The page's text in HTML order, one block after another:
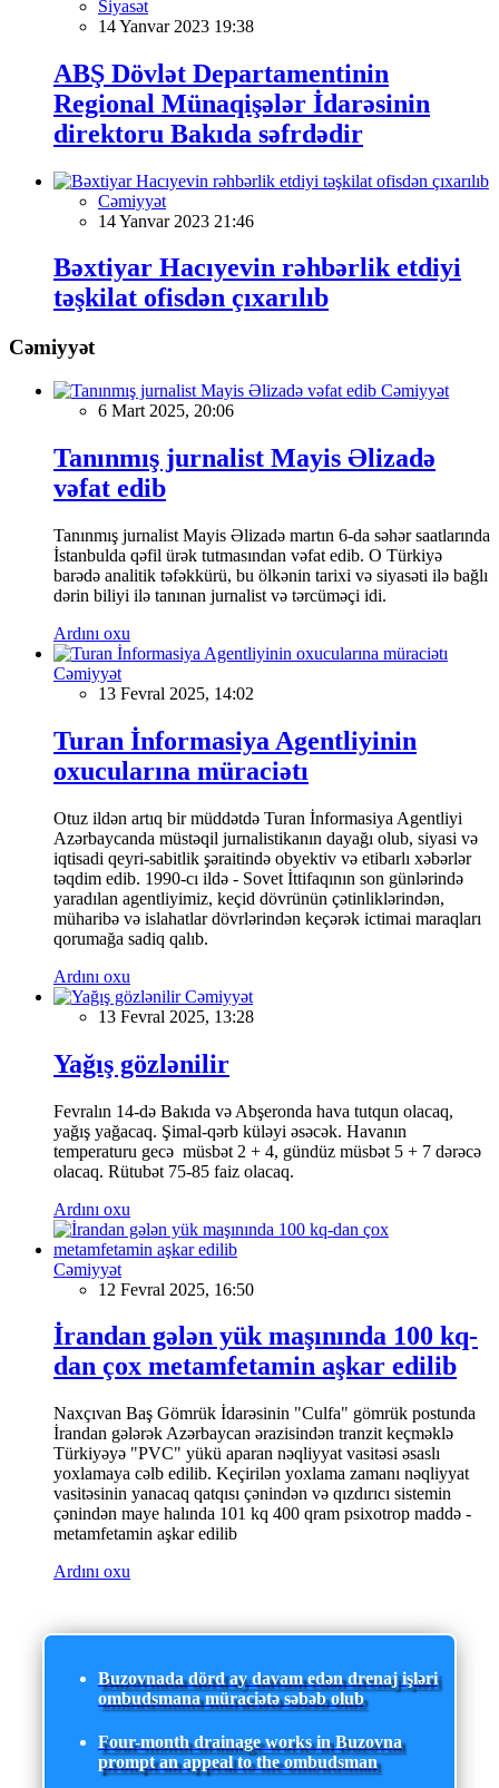
Siyasət
14 Yanvar 2023 19:38
ABŞ Dövlət Departamentinin
Regional Münaqişələr İdarəsinin
direktoru Bakıda səfrdədir
Cəmiyyət
14 Yanvar 2023 21:46
Bəxtiyar Hacıyevin rəhbərlik etdiyi
təşkilat ofisdən çıxarılıb
Cəmiyyət
Cəmiyyət
6 Mart 2025, 20:06
Tanınmış jurnalist Mayis Əlizadə
vəfat edib
Tanınmış jurnalist Mayis Əlizadə martın 6-da səhər saatlarında
İstanbulda qəfil ürək tutmasından vəfat edib. O Türkiyə
barədə analitik təfəkkürü, bu ölkənin tarixi və siyasəti ilə bağlı
dərin biliyi ilə tanınan jurnalist və tərcüməçi idi.
Ardını oxu
Cəmiyyət
13 Fevral 2025, 14:02
Turan İnformasiya Agentliyinin
oxucularına müraciətı
Otuz ildən artıq bir müddətdə Turan İnformasiya Agentliyi
Azərbaycanda müstəqil jurnalistikanın dayağı olub, siyasi və
iqtisadi qeyri-sabitlik şəraitində obyektiv və etibarlı xəbərlər
təqdim edib. 1990-cı ildə - Sovet İttifaqının son günlərində
yaradılan agentliyimiz, keçid dövrünün çətinliklərindən,
müharibə və islahatlar dövrlərindən keçərək ictimai maraqları
qorumağa sadiq qalıb.
Ardını oxu
Cəmiyyət
13 Fevral 2025, 13:28
Yağış gözlənilir
Fevralın 14-də Bakıda və Abşeronda hava tutqun olacaq,
yağış yağacaq. Şimal-qərb küləyi əsəcək. Havanın
temperaturu gecə müsbət 2 + 4, gündüz müsbət 5 + 7 dərəcə
olacaq. Rütubət 75-85 faiz olacaq.
Ardını oxu
Cəmiyyət
12 Fevral 2025, 16:50
İrandan gələn yük maşınında 100 kq-
dan çox metamfetamin aşkar edilib
Naxçıvan Baş Gömrük İdarəsinin "Culfa" gömrük postunda
İrandan gələrək Azərbaycan ərazisindən tranzit keçməklə
Türkiyəyə "PVC" yükü aparan nəqliyyat vasitəsi əsaslı
yoxlamaya cəlb edilib. Keçirilən yoxlama zamanı nəqliyyat
vasitəsinin yanacaq qatqısı çənindən və qızdırıcı sistemin
çənindən maye halında 101 kq 400 qram psixotrop maddə -
metamfetamin aşkar edilib
Ardını oxu
Buzovnada dörd ay davam edən drenaj işləri
ombudsmana müraciətə səbəb olub
Four-month drainage works in Buzovna
prompt an appeal to the ombudsman